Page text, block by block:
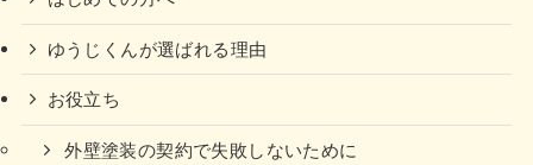
ゆうじくんが選ばれる理由
お役立ち
外壁塗装の契約で失敗しないために